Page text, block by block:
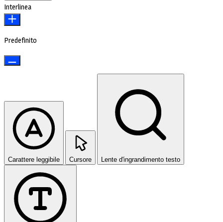
Interlinea
Predefinito
Carattere leggibile Cursore Lente d'ingrandimento testo